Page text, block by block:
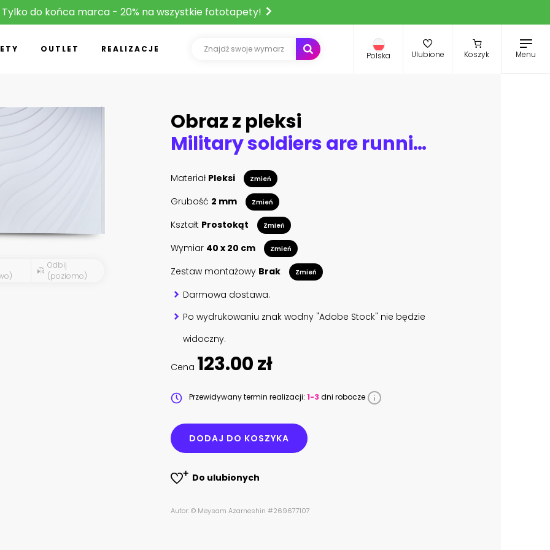
Tylko do końca marca - 20% na wszystkie fototapety!
OUTLET REALIZACJE
Polska Ulubione Koszyk Menu
Odbij
(poziomo)
Obraz z pleksi
Military soldiers are running to the helicopter in battlefield
Materiał Pleksi Zmień
Grubość 2 mm Zmień
Kształt Prostokąt Zmień
Wymiar 40 x 20 cm Zmień
Zestaw montażowy Brak Zmień
Darmowa dostawa.
Po wydrukowaniu znak wodny "Adobe Stock" nie będzie
widoczny.
Cena 123.00 zł
Przewidywany termin realizacji: 1-3 dni robocze
DODAJ DO KOSZYKA
Do ulubionych
Autor: © Meysam Azarneshin #269677107